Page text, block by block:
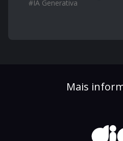
#IA Generativa
Mais